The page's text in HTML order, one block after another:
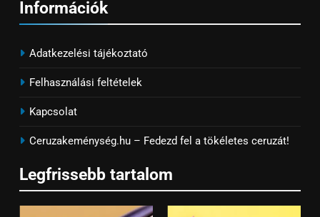
ISKOLA
1
Digitális vs. hagyományos: helye
Információk
Adatkezelési tájékoztató
Felhasználási feltételek
Kapcsolat
Ceruzakeménység.hu – Fedezd fel a tökéletes ceruzát!
Legfrissebb tartalom